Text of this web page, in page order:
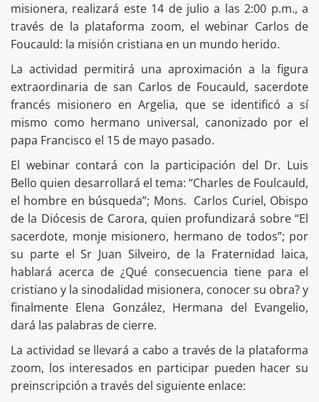
misionera, realizará este 14 de julio a las 2:00 p.m., a
través de la plataforma zoom, el webinar Carlos de
Foucauld: la misión cristiana en un mundo herido.
La actividad permitirá una aproximación a la figura
extraordinaria de san Carlos de Foucauld, sacerdote
francés misionero en Argelia, que se identificó a sí
mismo como hermano universal, canonizado por el
papa Francisco el 15 de mayo pasado.
El webinar contará con la participación del Dr. Luis
Bello quien desarrollará el tema: “Charles de Foulcauld,
el hombre en búsqueda”; Mons. Carlos Curiel, Obispo
de la Diócesis de Carora, quien profundizará sobre “El
sacerdote, monje misionero, hermano de todos”; por
su parte el Sr Juan Silveiro, de la Fraternidad laica,
hablará acerca de ¿Qué consecuencia tiene para el
cristiano y la sinodalidad misionera, conocer su obra? y
finalmente Elena González, Hermana del Evangelio,
dará las palabras de cierre.
La actividad se llevará a cabo a través de la plataforma
zoom, los interesados en participar pueden hacer su
preinscripción a través del siguiente enlace: